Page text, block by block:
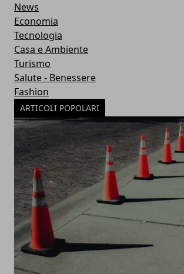
News
Economia
Tecnologia
Casa e Ambiente
Turismo
Salute - Benessere
Fashion
ARTICOLI POPOLARI